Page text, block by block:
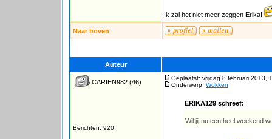
Ik zal het niet meer zeggen Erika!
Naar boven
Auteur
CARIEN982 (46)
Berichten: 920
Geplaatst: vrijdag 8 februari 2013,
Onderwerp: Wokken
ERIKA129 schreef:
Wil jij nu een heel weekend